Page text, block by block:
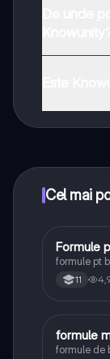
Cel mai
Formule
formule pt
11
formule
formule de